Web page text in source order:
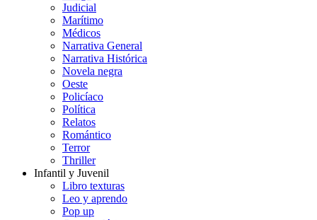
Judicial
Marítimo
Médicos
Narrativa General
Narrativa Histórica
Novela negra
Oeste
Policíaco
Política
Relatos
Romántico
Terror
Thriller
Infantil y Juvenil
Libro texturas
Leo y aprendo
Pop up